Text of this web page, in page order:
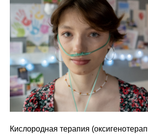
Кислородная терапия